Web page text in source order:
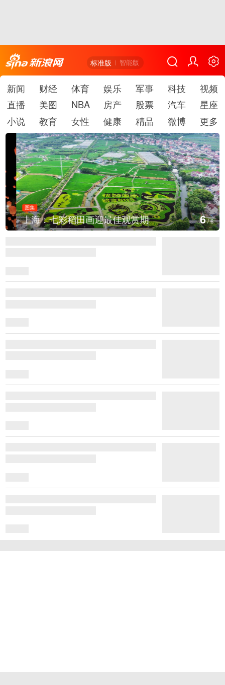
标准版 智能版
新闻 财经 体育 娱乐 军事 科技
视频
直播
美图 NBA 房产 股票 汽车
星座
小说
教育 女性 健康 精品 微博 更多
图集
上海：七彩稻田画迎最佳观赏期 6/6